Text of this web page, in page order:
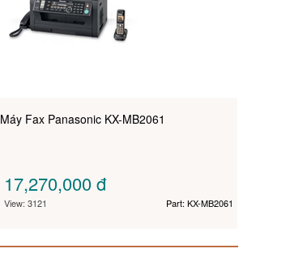
Máy Fax Panasonic KX-MB2061
17,270,000đ
View: 3121 Part: KX-MB2061